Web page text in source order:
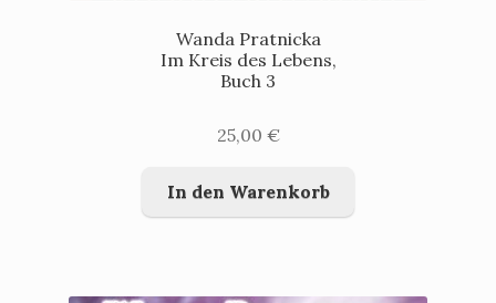
Wanda Pratnicka
Im Kreis des Lebens,
Buch 3
25,00 €
In den Warenkorb